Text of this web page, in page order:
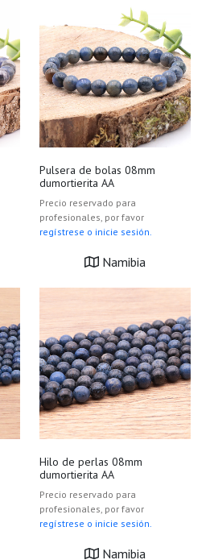
Pulsera de bolas 08mm
dumortierita AA
Precio reservado para
profesionales, por favor
regístrese o inicie sesión.
Namibia
Hilo de perlas 08mm
dumortierita AA
Precio reservado para
profesionales, por favor
regístrese o inicie sesión.
Namibia